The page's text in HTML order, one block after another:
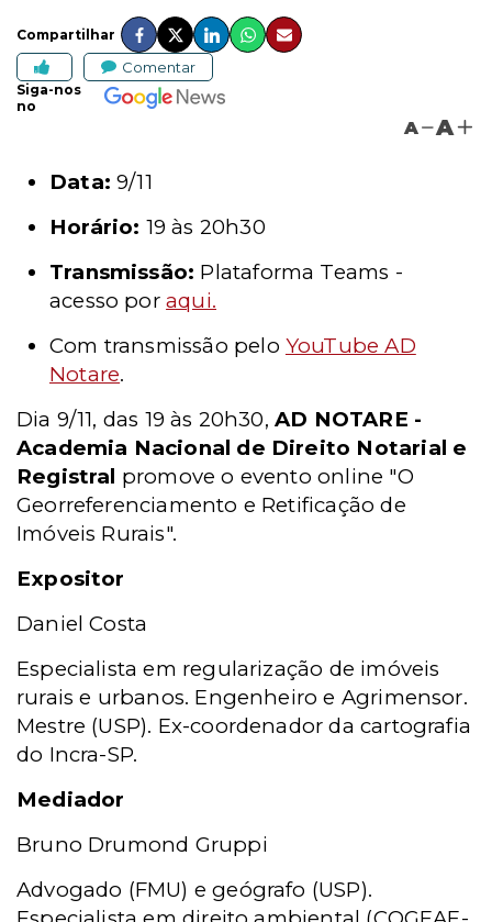
Compartilhar
Comentar
Siga-nos
no
A A
Data: 9/11
Horário: 19 às 20h30
Transmissão: Plataforma Teams -
acesso poraqui.
Com transmissão pelo YouTube AD
Notare.
Dia 9/11, das 19 às 20h30,AD NOTARE -
Academia Nacional de Direito Notarial e
Registral promove o evento online "O
Georreferenciamento e Retificação de
Imóveis Rurais".
Expositor
Daniel Costa
Especialista em regularização de imóveis
rurais e urbanos. Engenheiro e Agrimensor.
Mestre (USP). Ex-coordenador da cartografia
do Incra-SP.
Mediador
Bruno Drumond Gruppi
Advogado (FMU) e geógrafo (USP).